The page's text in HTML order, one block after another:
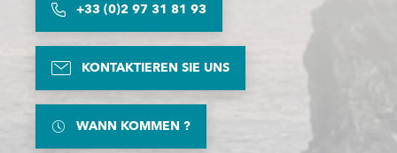
+33 (0)2 97 31 81 93
KONTAKTIEREN SIE UNS
WANN KOMMEN ?